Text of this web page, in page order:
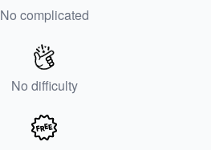
No complicated
No difficulty